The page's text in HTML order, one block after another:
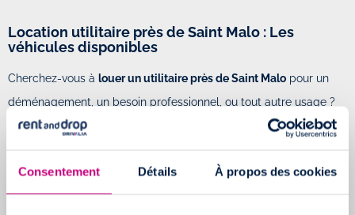
Consentement Détails À propos des cookies
Location utilitaire près de Saint Malo : Les
véhicules disponibles
Cherchez-vous à louer un utilitaire près de Saint Malo pour un
déménagement, un besoin professionnel, ou tout autre usage ?
Rent and Dropvous offre un large choix de camions, allant de
Chaque véhicule est équipé de climatisation, Bluetooth et